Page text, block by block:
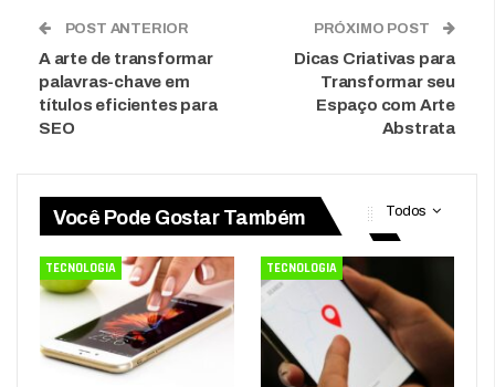
POST ANTERIOR
A arte de transformar
palavras-chave em
títulos eficientes para
SEO
PRÓXIMO POST
Dicas Criativas para
Transformar seu
Espaço com Arte
Abstrata
Todos
Você Pode Gostar Também
TECNOLOGIA TECNOLOGIA